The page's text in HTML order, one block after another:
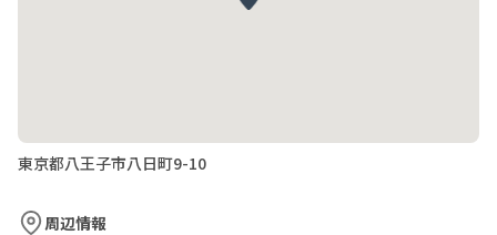
東京都八王子市八日町9-10
周辺情報